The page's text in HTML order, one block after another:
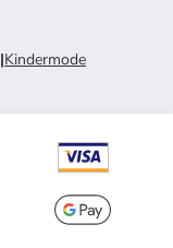
|Kindermode